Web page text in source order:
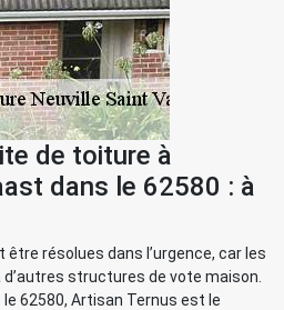
de toiture à
dans le 62580 : à
résolues dans l’urgence, car les
structures de vote maison.
62580, Artisan Ternus est le